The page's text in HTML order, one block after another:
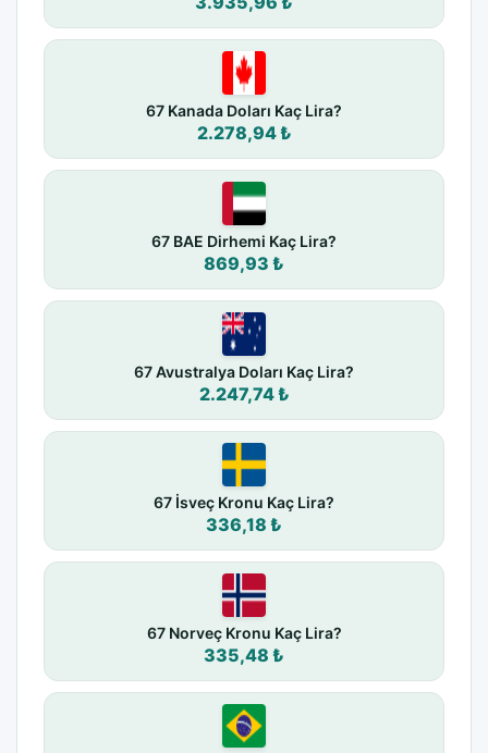
67 Kanada Doları Kaç Lira?
2.278,94 ₺
67 BAE Dirhemi Kaç Lira?
869,93 ₺
67 Avustralya Doları Kaç Lira?
2.247,74 ₺
67 İsveç Kronu Kaç Lira?
336,18 ₺
67 Norveç Kronu Kaç Lira?
335,48 ₺